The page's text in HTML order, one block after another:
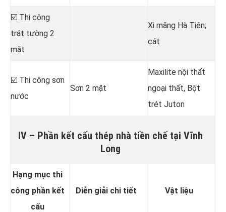
☑️ Thi công
trát tường 2
mặt
Xi măng Hà Tiên;
cát
☑️ Thi công sơn
nước
Sơn 2 mặt
Maxilite nội thất
ngoại thất, Bột
trét Juton
IV – Phần kết cấu thép nhà tiền chế tại Vĩnh
Long
Hạng mục thi
công phần kết
cấu
Diễn giải chi tiết Vật liệu